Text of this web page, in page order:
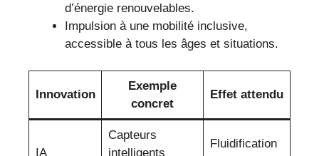
d’énergie renouvelables.
Impulsion à une mobilité inclusive,
accessible à tous les âges et situations.
Innovation
Exemple
concret
Effet attendu
IA
Capteurs
intelligents
Fluidification